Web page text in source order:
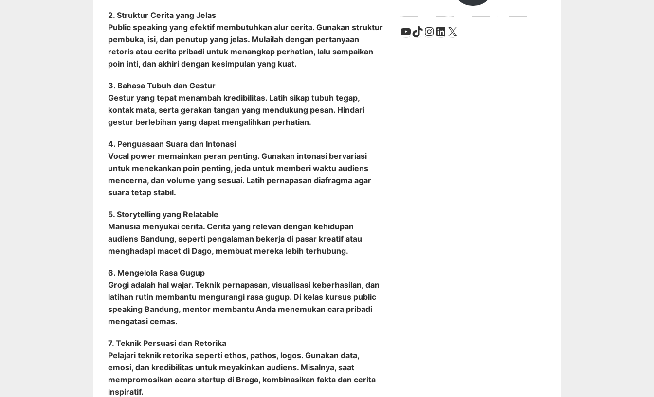
2. Struktur Cerita yang Jelas
Public speaking yang efektif membutuhkan alur cerita. Gunakan struktur
pembuka, isi, dan penutup yang jelas. Mulailah dengan pertanyaan
retoris atau cerita pribadi untuk menangkap perhatian, lalu sampaikan
poin inti, dan akhiri dengan kesimpulan yang kuat.
3. Bahasa Tubuh dan Gestur
Gestur yang tepat menambah kredibilitas. Latih sikap tubuh tegap,
kontak mata, serta gerakan tangan yang mendukung pesan. Hindari
gestur berlebihan yang dapat mengalihkan perhatian.
4. Penguasaan Suara dan Intonasi
Vocal power memainkan peran penting. Gunakan intonasi bervariasi
untuk menekankan poin penting, jeda untuk memberi waktu audiens
mencerna, dan volume yang sesuai. Latih pernapasan diafragma agar
suara tetap stabil.
5. Storytelling yang Relatable
Manusia menyukai cerita. Cerita yang relevan dengan kehidupan
audiens Bandung, seperti pengalaman bekerja di pasar kreatif atau
menghadapi macet di Dago, membuat mereka lebih terhubung.
6. Mengelola Rasa Gugup
Grogi adalah hal wajar. Teknik pernapasan, visualisasi keberhasilan, dan
latihan rutin membantu mengurangi rasa gugup. Di kelas kursus public
speaking Bandung, mentor membantu Anda menemukan cara pribadi
mengatasi cemas.
7. Teknik Persuasi dan Retorika
Pelajari teknik retorika seperti ethos, pathos, logos. Gunakan data,
emosi, dan kredibilitas untuk meyakinkan audiens. Misalnya, saat
mempromosikan acara startup di Braga, kombinasikan fakta dan cerita
inspiratif.
YouTube
TikTok
Instagram
LinkedIn
X